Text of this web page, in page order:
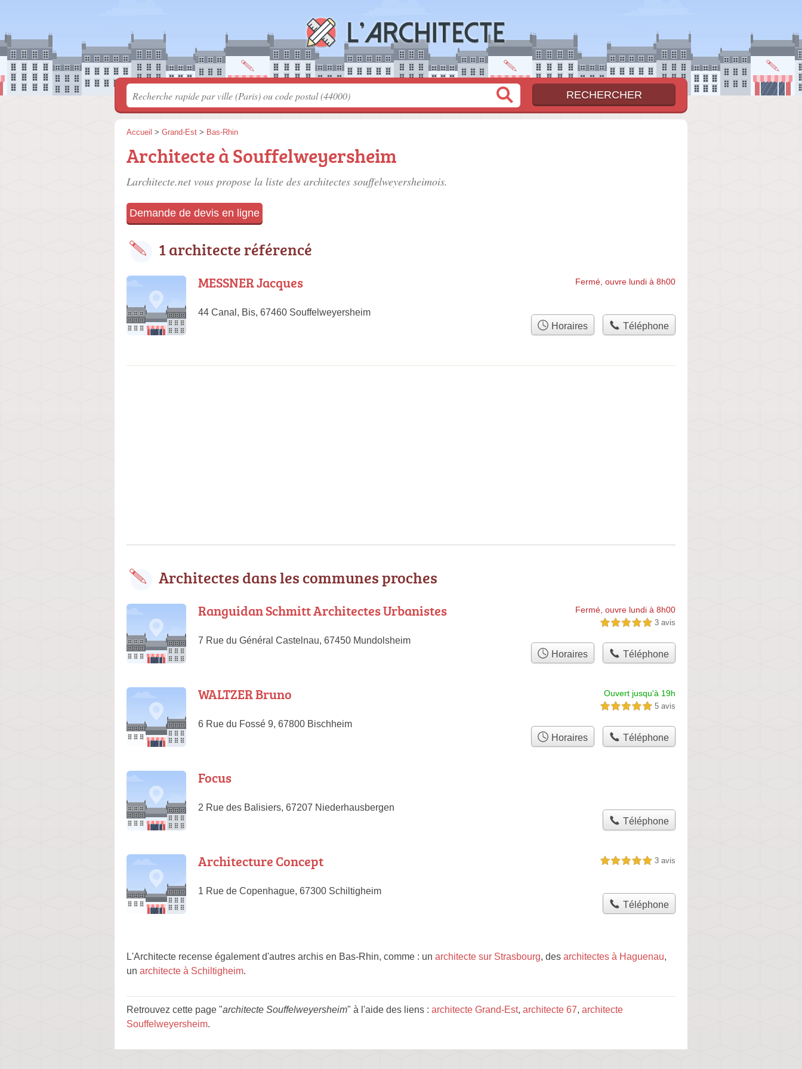
Accueil > Grand-Est > Bas-Rhin
Architecte à Souffelweyersheim
Larchitecte.net vous propose la liste des architectes souffelweyersheimois.
Demande de devis en ligne
1 architecte référencé
MESSNER Jacques
44 Canal, Bis, 67460 Souffelweyersheim
Fermé, ouvre lundi à 8h00
Horaires Téléphone
Architectes dans les communes proches
Ranguidan Schmitt Architectes Urbanistes
7 Rue du Général Castelnau, 67450 Mundolsheim
Fermé, ouvre lundi à 8h00
5,0 étoiles sur 5 3 avis
Horaires Téléphone
WALTZER Bruno
6 Rue du Fossé 9, 67800 Bischheim
Ouvert jusqu'à 19h
5,0 étoiles sur 5 5 avis
Horaires Téléphone
Focus
2 Rue des Balisiers, 67207 Niederhausbergen
Téléphone
Architecture Concept
1 Rue de Copenhague, 67300 Schiltigheim
5,0 étoiles sur 5 3 avis
Téléphone
L'Architecte recense également d'autres archis en Bas-Rhin, comme : un architecte sur Strasbourg, des architectes à Haguenau,
un architecte à Schiltigheim.
Retrouvez cette page "architecte Souffelweyersheim" à l'aide des liens : architecte Grand-Est, architecte 67, architecte
Souffelweyersheim.